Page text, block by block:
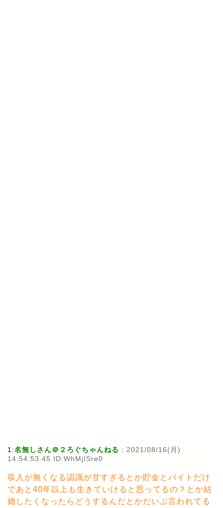
1:名無しさん＠２ろぐちゃんねる : 2021/08/16(月)
14:54:53.45 ID:WhMjISre0
収入が無くなる認識が甘すぎるとか貯金とバイトだけ
であと40年以上も生きていけると思ってるの？とか結
婚したくなったらどうするんだとかだいぶ言われてる